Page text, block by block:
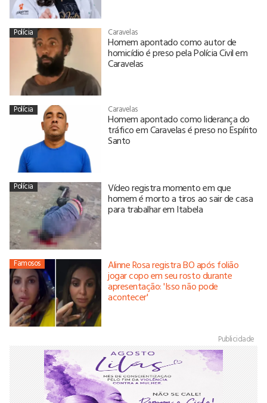
Polícia Caravelas
Homem apontado como autor de
homicídio é preso pela Polícia Civil em
Caravelas
Polícia Caravelas
Homem apontado como liderança do
tráfico em Caravelas é preso no Espírito
Santo
Polícia Vídeo registra momento em que
homem é morto a tiros ao sair de casa
para trabalhar em Itabela
Famosos Alinne Rosa registra BO após folião
jogar copo em seu rosto durante
apresentação: 'Isso não pode
acontecer'
Publicidade